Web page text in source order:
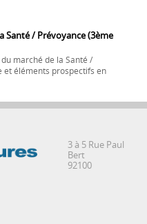
Santé / Prévoyance (3ème
marché de la Santé /
et éléments prospectifs en
3 à 5 Rue Paul
Bert
92100